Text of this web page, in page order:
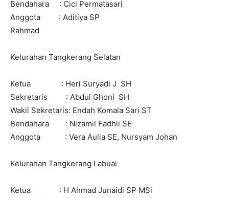
Bendahara : Cici Permatasari
Anggota : Aditiya SP
Rahmad
Kelurahan Tangkerang Selatan
Ketua : Heri Suryadi J SH
Sekretaris : Abdul Ghoni SH
Wakil Sekretaris: Endah Komala Sari ST
Bendahara : Nizamil Fadhli SE
Anggota : Vera Aulia SE, Nursyam Johan
Kelurahan Tangkerang Labuai
Ketua : H Ahmad Junaidi SP MSi